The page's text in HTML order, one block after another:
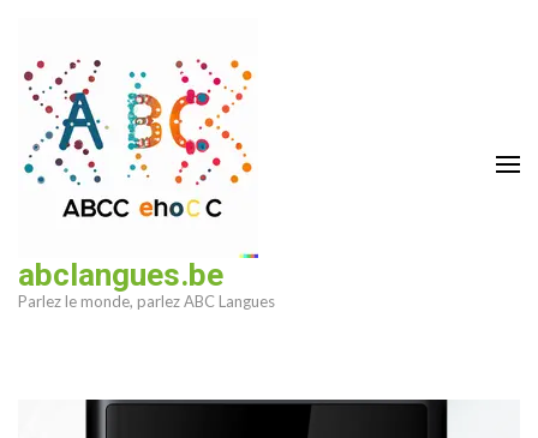
contenu
(Pressez
Entrée)
abclangues.be
Parlez le monde, parlez ABC Langues